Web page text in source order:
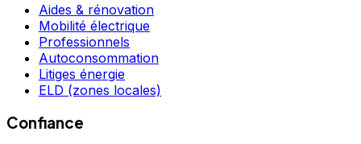
Aides & rénovation
Mobilité électrique
Professionnels
Autoconsommation
Litiges énergie
ELD (zones locales)
Confiance